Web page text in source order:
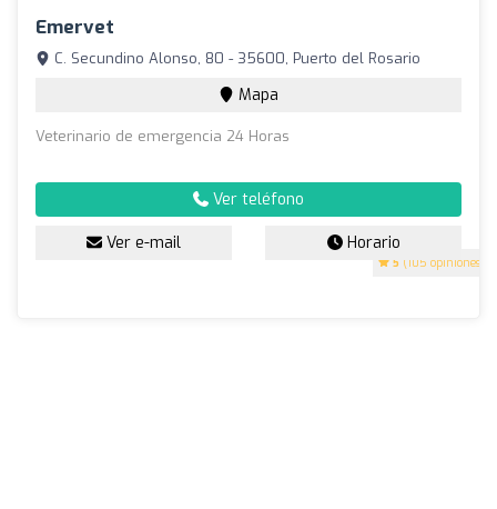
Emervet
5 (105 opiniones)
C. Secundino Alonso, 80 - 35600, Puerto del Rosario
Mapa
Veterinario de emergencia 24 Horas
Ver teléfono
Ver e-mail Horario